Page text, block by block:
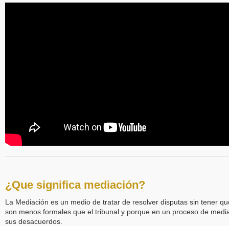
¿Que significa mediación?
La Mediación es un medio de tratar de resolver disputas sin tener
son menos formales que el tribunal y porque en un proceso de
sus desacuerdos.